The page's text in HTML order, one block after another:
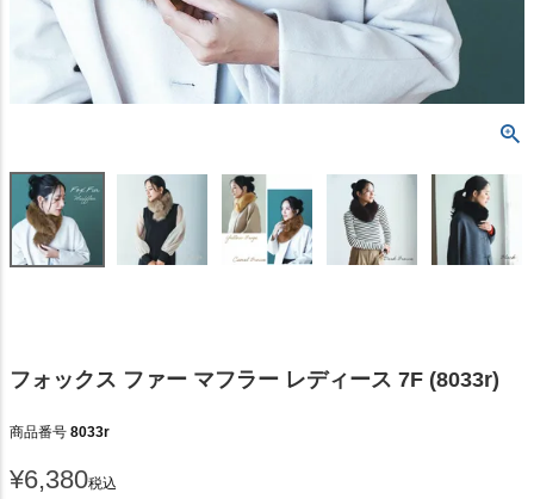
フォックス ファー マフラー レディース 7F (8033r)
商品番号 8033r
¥6,380税込